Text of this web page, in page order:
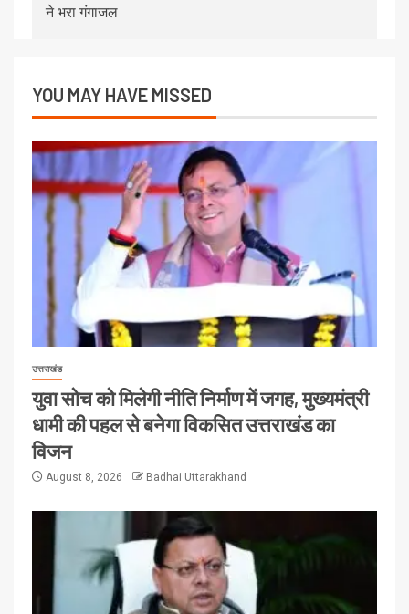
ने भरा गंगाजल
YOU MAY HAVE MISSED
उत्तराखंड
युवा सोच को मिलेगी नीति निर्माण में जगह, मुख्यमंत्री
धामी की पहल से बनेगा विकसित उत्तराखंड का
विजन
August 8, 2026 Badhai Uttarakhand